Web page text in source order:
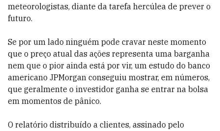
meteorologistas, diante da tarefa hercúlea de prever o
futuro.
Se por um lado ninguém pode cravar neste momento
que o preço atual das ações representa uma barganha
nem que o pior ainda está por vir, um estudo do banco
americano JPMorgan conseguiu mostrar, em números,
que geralmente o investidor ganha se entrar na bolsa
em momentos de pânico.
O relatório distribuído a clientes, assinado pelo